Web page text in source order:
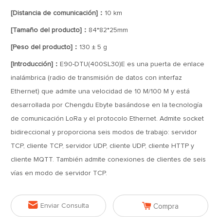
[Distancia de comunicación]： 10 km
[Tamaño del producto]： 84*82*25mm
[Peso del producto]： 130 ± 5 g
[Introducción]： E90-DTU(400SL30)E es una puerta de enlace
inalámbrica (radio de transmisión de datos con interfaz
Ethernet) que admite una velocidad de 10 M/100 M y está
desarrollada por Chengdu Ebyte basándose en la tecnología
de comunicación LoRa y el protocolo Ethernet. Admite socket
bidireccional y proporciona seis modos de trabajo: servidor
TCP, cliente TCP, servidor UDP, cliente UDP, cliente HTTP y
cliente MQTT. También admite conexiones de clientes de seis
vías en modo de servidor TCP.
 Enviar Consulta  Compra